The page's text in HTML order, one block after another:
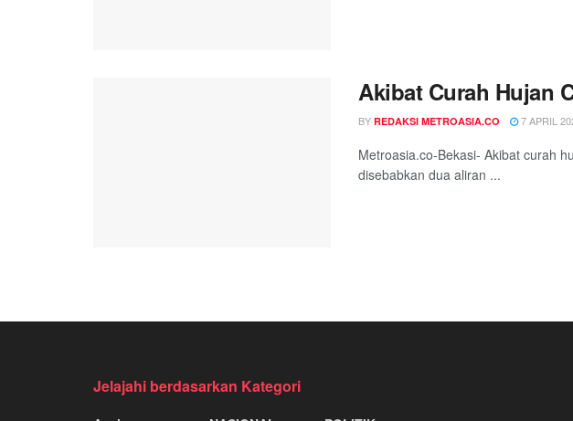
Akibat Curah Hujan
BY REDAKSI METROASIA.CO 7 APRIL
Metroasia.co-Bekasi- Akibat curah
disebabkan dua aliran ...
Jelajahi berdasarkan Kategori